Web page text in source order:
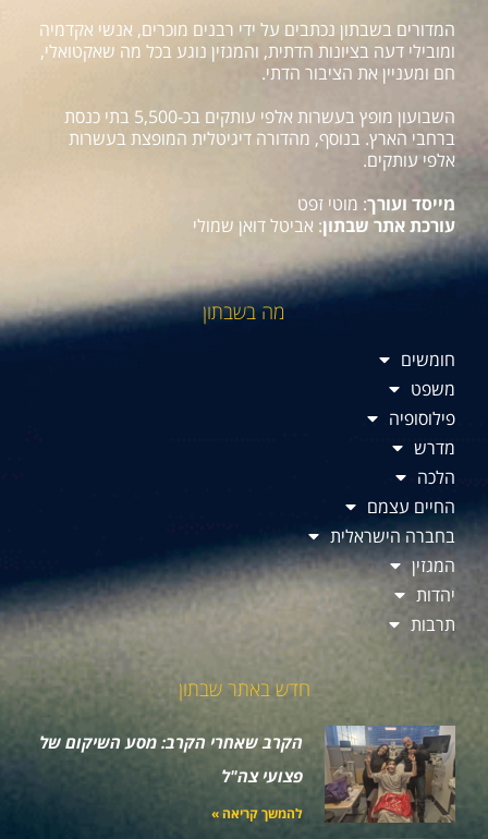
המדורים בשבתון נכתבים על ידי רבנים מוכרים, אנשי אקדמיה
ומובילי דעה בציונות הדתית, והמגזין נוגע בכל מה שאקטואלי,
חם ומעניין את הציבור הדתי.
השבועון מופץ בעשרות אלפי עותקים בכ-5,500 בתי כנסת
ברחבי הארץ. בנוסף, מהדורה דיגיטלית המופצת בעשרות
אלפי עותקים.
מייסד ועורך: מוטי זפט
עורכת אתר שבתון: אביטל דואן שמולי
מה בשבתון
חומשים
משפט
פילוסופיה
מדרש
הלכה
החיים עצמם
בחברה הישראלית
המגזין
יהדות
תרבות
חדש באתר שבתון
הקרב שאחרי הקרב: מסע השיקום של
פצועי צה"ל
להמשך קריאה »